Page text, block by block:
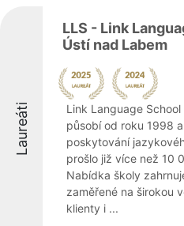
Laureáti
LLS - Link
Ústí nad Labem
Link Language
působí od roku 1998
poskytování
prošlo již více než 10
Nabídka školy
zaměřené na širokou
klienty i ...